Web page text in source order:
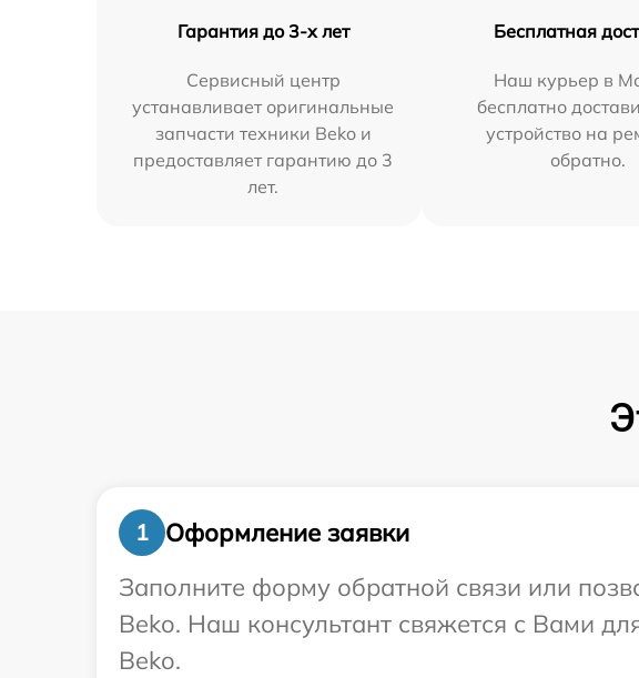
Гарантия до 3-х лет
Сервисный центр
устанавливает оригинальные
запчасти техники Beko и
предоставляет гарантию до 3
лет.
Бесплатная
Наш курьер в
бесплатно
устройство на
обратно.
1
Оформление заявки
Заполните форму обратной связи или
Beko. Наш консультант свяжется с Вами
Beko.